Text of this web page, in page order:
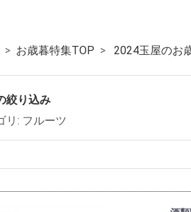
お歳暮特集TOP 2024玉屋のお
絞り込み
リ: フルーツ